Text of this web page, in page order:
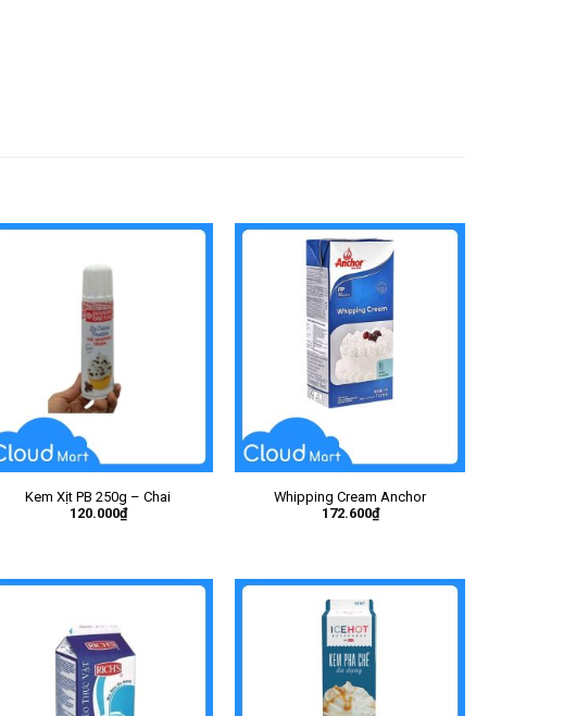
Kem Xịt PB 250g – Chai
120.000₫
Whipping Cream Anchor
172.600₫